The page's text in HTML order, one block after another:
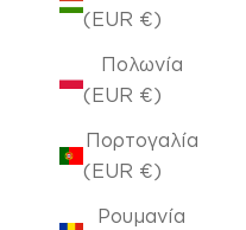
(EUR €)
Πολωνία
(EUR €)
Πορτογαλία
(EUR €)
Ρουμανία